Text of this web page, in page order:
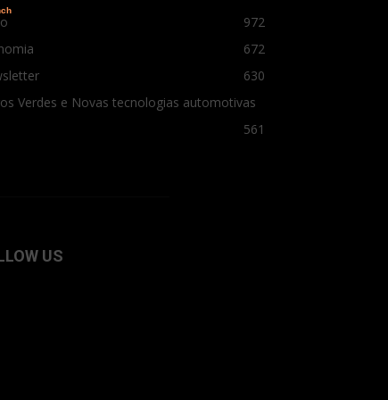
972
672
630
Verdes e Novas tecnologias automotivas
561
US